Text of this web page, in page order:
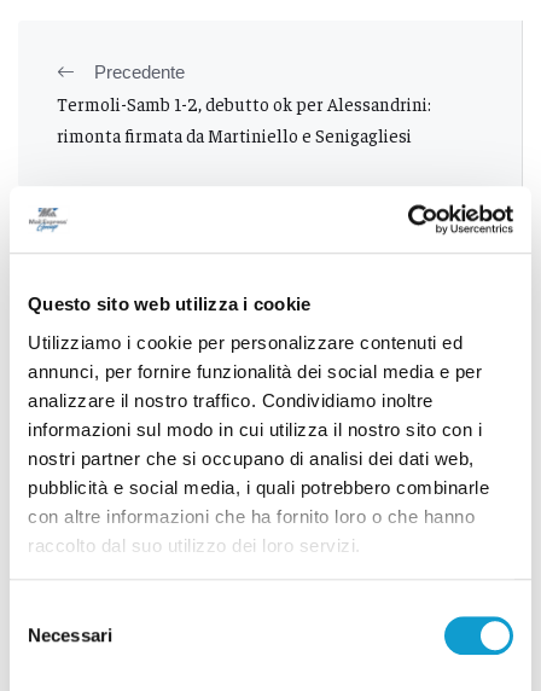
Questo sito web utilizza i cookie
Utilizziamo i cookie per personalizzare contenuti ed
annunci, per fornire funzionalità dei social media e per
analizzare il nostro traffico. Condividiamo inoltre
informazioni sul modo in cui utilizza il nostro sito con i
nostri partner che si occupano di analisi dei dati web,
pubblicità e social media, i quali potrebbero combinarle
con altre informazioni che ha fornito loro o che hanno
raccolto dal suo utilizzo dei loro servizi.
delNecessari
Precedente
Termoli-Samb 1-2, debutto ok per Alessandrini:
rimonta firmata da Martiniello e Senigagliesi
un pino cade a terra sul lungomare
Correlati